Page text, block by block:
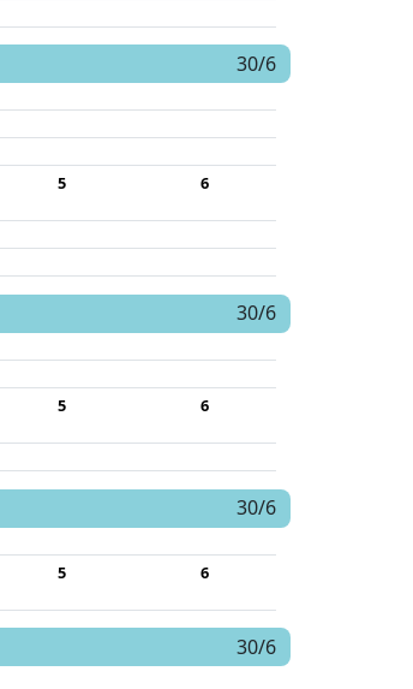
30/6
5 6
30/6
5 6
30/6
5 6
30/6